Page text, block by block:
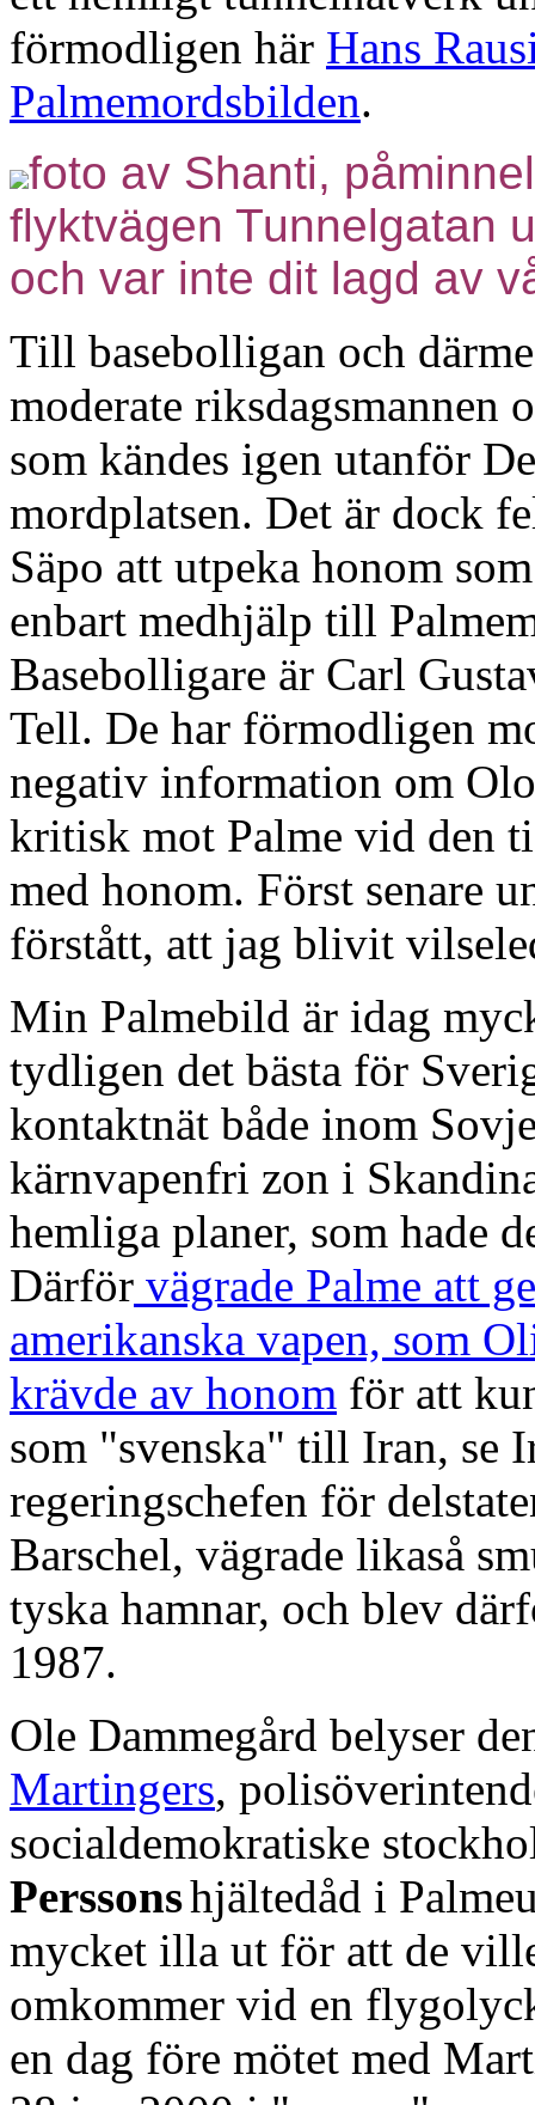
förmodligen här Hans
Palmemordsbilden.
foto av Shanti,
flyktvägen Tunnelgatan
och var inte dit lagd av
Till basebolligan och
moderate riksdagsmannen
som kändes igen utanför
mordplatsen. Det är dock
Säpo att utpeka honom
enbart medhjälp till
Basebolligare är Carl
Tell. De har förmodligen
negativ information om
kritisk mot Palme vid den
med honom. Först senare
förstått, att jag blivit
Min Palmebild är idag
tydligen det bästa för
kontaktnät både inom
kärnvapenfri zon i
hemliga planer, som hade
Därför vägrade Palme att
amerikanska vapen, som
krävde av honom för att
som "svenska" till Iran, se
regeringschefen för
Barschel, vägrade likaså
tyska hamnar, och blev
1987.
Ole Dammegård belyser
Martingers,
socialdemokratiske
Perssonshjältedåd i
mycket illa ut för att de
omkommer vid en
en dag före mötet med